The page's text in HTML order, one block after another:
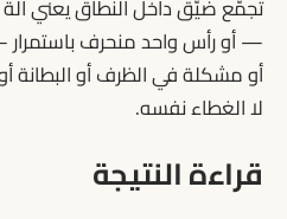
تجمّع ضيّق داخل النطاق يعني
— أو رأس واحد منحرف
أو مشكلة في الظرف أو البطانة
لا الغطاء نفسه.
قراءة النتيجة